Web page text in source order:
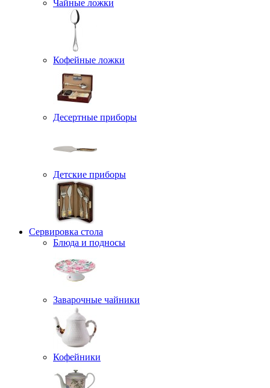
Чайные ложки
Кофейные ложки
Десертные приборы
Детские приборы
Сервировка стола
Блюда и подносы
Заварочные чайники
Кофейники